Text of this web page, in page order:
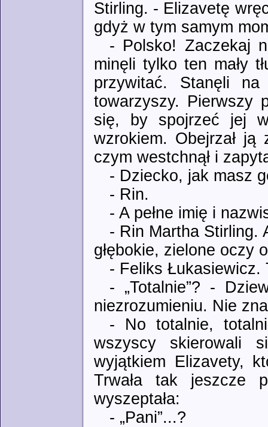
Stirling. - Elizavetę
gdyż w tym samym
- Polsko! Zaczekaj
minęli tylko ten mały
przywitać. Stanęli
towarzyszy. Pierwszy
się, by spojrzeć jej
wzrokiem. Obejrzał
czym westchnął i
- Dziecko, jak masz
- Rin.
- A pełne imię i
- Rin Martha Stirling.
głębokie, zielone oczy
- Feliks Łukasiewicz.
- „Totalnie”? -
niezrozumieniu. Nie
- No totalnie,
wszyscy skierowali
wyjątkiem Elizavety,
Trwała tak jeszcze
wyszeptała:
- „Pani”...?